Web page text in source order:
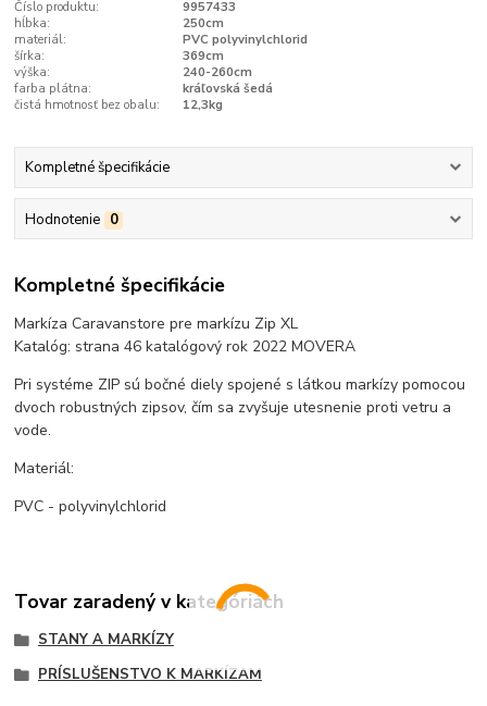
Číslo produktu:
9957433
hĺbka:
250cm
materiál:
PVC polyvinylchlorid
šírka:
369cm
výška:
240-260cm
farba plátna:
kráľovská šedá
čistá hmotnosť bez obalu:
12,3kg
Kompletné špecifikácie
Hodnotenie 0
Kompletné špecifikácie
Markíza Caravanstore pre markízu Zip XL
Katalóg: strana 46 katalógový rok 2022 MOVERA
Pri systéme ZIP sú bočné diely spojené s látkou markízy pomocou
dvoch robustných zipsov, čím sa zvyšuje utesnenie proti vetru a
vode.
Materiál:
PVC - polyvinylchlorid
Tovar zaradený v kategóriách
STANY A MARKÍZY
PRÍSLUŠENSTVO K MARKÍZAM